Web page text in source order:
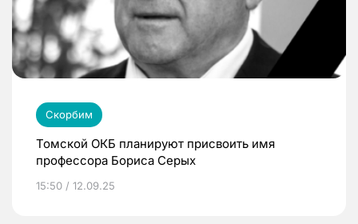
Скорбим
Томской ОКБ планируют присвоить имя
профессора Бориса Серых
15:50 / 12.09.25